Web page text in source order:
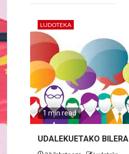
LUDOTEKA
1 min read
UDALEKUETAKO BILERA